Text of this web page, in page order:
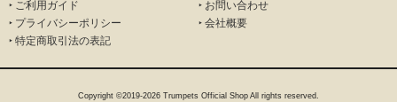
‣ ご利用ガイド
‣ プライバシーポリシー
‣ 特定商取引法の表記
‣ お問い合わせ
‣ 会社概要
Copyright ©2019-2026 Trumpets Official Shop All rights reserved.